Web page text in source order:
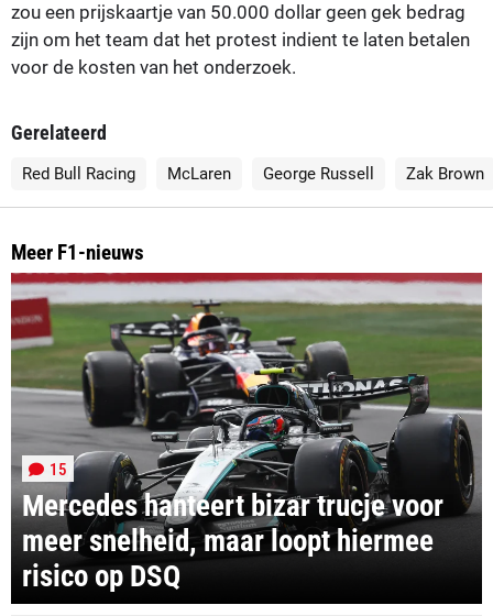
zou een prijskaartje van 50.000 dollar geen gek bedrag
zijn om het team dat het protest indient te laten betalen
voor de kosten van het onderzoek.
Gerelateerd
Red Bull Racing McLaren George Russell Zak Brown
Meer F1-nieuws
Mercedes hanteert bizar trucje voor
meer snelheid, maar loopt hiermee
risico op DSQ
15